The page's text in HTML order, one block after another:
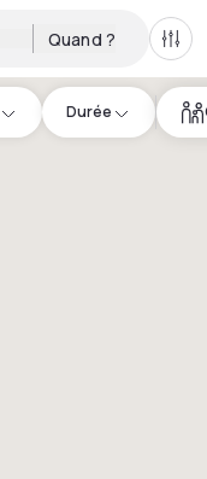
Quand ?
Durée